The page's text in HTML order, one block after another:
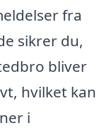
fra
sikrer du,
bliver
hvilket kan
i